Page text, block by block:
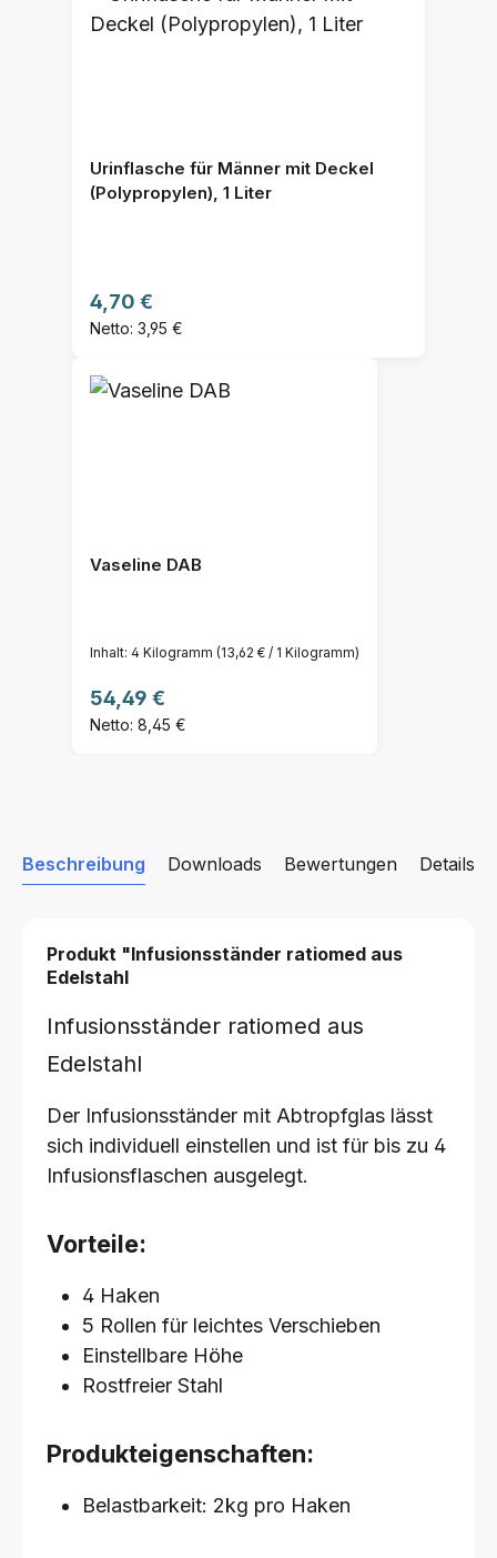
Urinflasche für Männer mit Deckel
(Polypropylen), 1 Liter
Regulärer Preis:
4,70 €
Netto: 3,95 €
Vaseline DAB
Inhalt: 4 Kilogramm (13,62 € / 1 Kilogramm)
Regulärer Preis:
54,49 €
Netto: 8,45 €
Beschreibung Downloads Details
Bewertungen
Produkt "Infusionsständer ratiomed aus
Edelstahl
Infusionsständer ratiomed aus
Edelstahl
Der Infusionsständer mit Abtropfglas lässt
sich individuell einstellen und ist für bis zu 4
Infusionsflaschen ausgelegt.
Vorteile:
4 Haken
5 Rollen für leichtes Verschieben
Einstellbare Höhe
Rostfreier Stahl
Produkteigenschaften:
Belastbarkeit: 2kg pro Haken